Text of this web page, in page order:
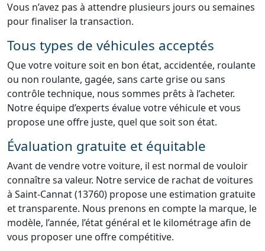
Vous n’avez pas à attendre plusieurs jours ou semaines
pour finaliser la transaction.
Tous types de véhicules acceptés
Que votre voiture soit en bon état, accidentée, roulante
ou non roulante, gagée, sans carte grise ou sans
contrôle technique, nous sommes prêts à l’acheter.
Notre équipe d’experts évalue votre véhicule et vous
propose une offre juste, quel que soit son état.
Évaluation gratuite et équitable
Avant de vendre votre voiture, il est normal de vouloir
connaître sa valeur. Notre service de rachat de voitures
à Saint-Cannat (13760) propose une estimation gratuite
et transparente. Nous prenons en compte la marque, le
modèle, l’année, l’état général et le kilométrage afin de
vous proposer une offre compétitive.